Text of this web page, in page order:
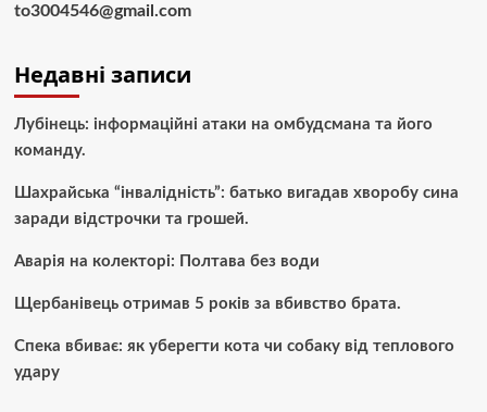
to3004546@gmail.com
Недавні записи
Лубінець: інформаційні атаки на омбудсмана та його
команду.
Шахрайська “інвалідність”: батько вигадав хворобу сина
заради відстрочки та грошей.
Аварія на колекторі: Полтава без води
Щербанівець отримав 5 років за вбивство брата.
Спека вбиває: як уберегти кота чи собаку від теплового
удару